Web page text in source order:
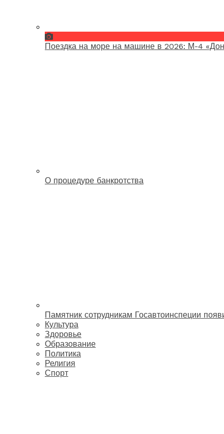
Поездка на море на машине в 2026: М-4
О процедуре банкротства
Памятник сотрудникам Госавтоинспеции
Культура
Здоровье
Образование
Политика
Религия
Спорт